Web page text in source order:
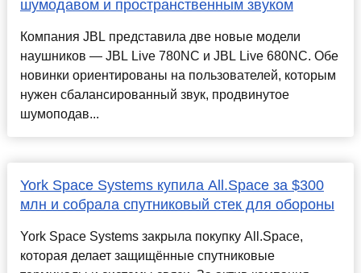
шумодавом и пространственным звуком
Компания JBL представила две новые модели
наушников — JBL Live 780NC и JBL Live 680NC. Обе
новинки ориентированы на пользователей, которым
нужен сбалансированный звук, продвинутое
шумоподав...
York Space Systems купила All.Space за $300
млн и собрала спутниковый стек для обороны
York Space Systems закрыла покупку All.Space,
которая делает защищённые спутниковые